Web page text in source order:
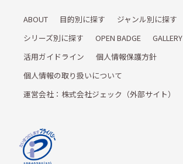
ABOUT 目的別に探す
ジャンル別に探す
シリーズ別に探す
OPEN BADGE GALLERY
活用ガイドライン
個人情報保護方針
個人情報の取り扱いについて
運営会社：株式会社ジェック（外部サイト）